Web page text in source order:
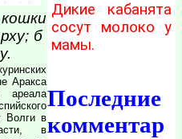
б
Аракса
Волги в
в
Дикие кабанята
сосут молоко у
мамы.
Последние
комментар